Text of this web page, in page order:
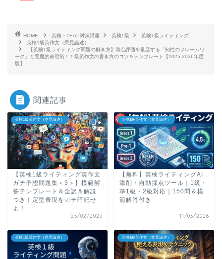
HOME 英検・TEAP対策講座 英検1級
英検1級ライティング
英検1級英作文（意見論述）
【英検1級ライティング問題の解き方】満点評価を量産する「知性のフレームワ
ーク」と悪魔的表現術！１級英作文の書き方のコツ＆テンプレート【2025-2026年度
版】
関連記事
英検1級英作文（意見論述）
【英検1級ライティング英作文
ガチ予想問題集＜3＞】模範解
答テンプレート＆全訳＆解説
つき！定型表現をガチ暗記せ
よ！
23/02/2025
英検1級英作文（意見論述）
【無料】英検ライティングAI
添削・自動採点ツール｜1級・
準1級・2級対応｜150問＆模
範解答付き
11/03/2026
英検1級英作文（意見論述） 英検1級英作文（意見論述）